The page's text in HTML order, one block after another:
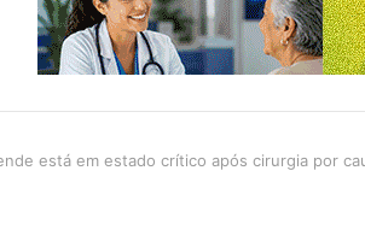
está em estado crítico após cirurgia por